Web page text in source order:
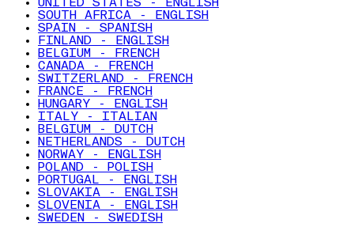
UNITED STATES - ENGLISH
SOUTH AFRICA - ENGLISH
SPAIN - SPANISH
FINLAND - ENGLISH
BELGIUM - FRENCH
CANADA - FRENCH
SWITZERLAND - FRENCH
FRANCE - FRENCH
HUNGARY - ENGLISH
ITALY - ITALIAN
BELGIUM - DUTCH
NETHERLANDS - DUTCH
NORWAY - ENGLISH
POLAND - POLISH
PORTUGAL - ENGLISH
SLOVAKIA - ENGLISH
SLOVENIA - ENGLISH
SWEDEN - SWEDISH